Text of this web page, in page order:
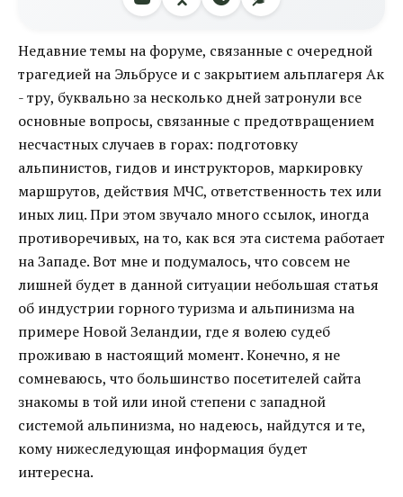
Недавние темы на форуме, связанные с очередной
трагедией на Эльбрусе и с закрытием альплагеря Ак
- тру, буквально за несколько дней затронули все
основные вопросы, связанные с предотвращением
несчастных случаев в горах: подготовку
альпинистов, гидов и инструкторов, маркировку
маршрутов, действия МЧС, ответственность тех или
иных лиц. При этом звучало много ссылок, иногда
противоречивых, на то, как вся эта система работает
на Западе. Вот мне и подумалось, что совсем не
лишней будет в данной ситуации небольшая статья
об индустрии горного туризма и альпинизма на
примере Новой Зеландии, где я волею судеб
проживаю в настоящий момент. Конечно, я не
сомневаюсь, что большинство посетителей сайта
знакомы в той или иной степени с западной
системой альпинизма, но надеюсь, найдутся и те,
кому нижеследующая информация будет
интересна.